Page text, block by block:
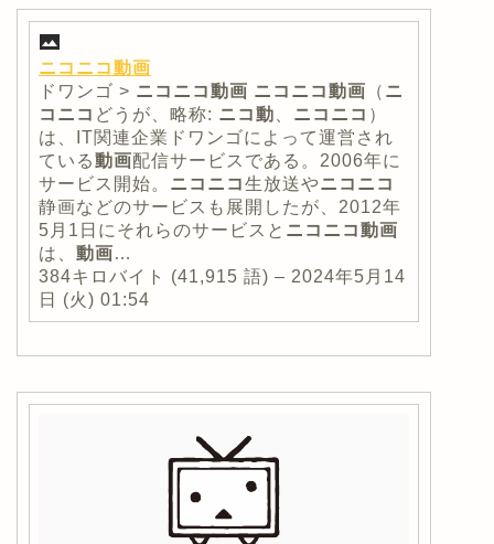
ニコニコ動画
ドワンゴ > ニコニコ動画 ニコニコ動画 （ ニ
コニコ どうが、略称: ニコ動 ニコニコ ）
は、IT関連企業ドワンゴによって運営され
ている動画配信サービスである。2006年に
サービス開始。 ニコニコ生放送やニコニコ
静画などのサービスも展開したが、2012年
5月1日にそれらのサービスと ニコニコ動画
は、 動画…
384キロバイト (41,915 語) – 2024年5月14
日 (火) 01:54